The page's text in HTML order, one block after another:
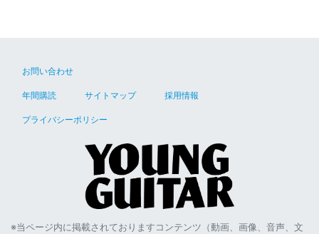
お問い合わせ
年間購読 サイトマップ 採用情報
プライバシーポリシー
※当ページ内に掲載されておりますコンテンツ（動画、画像、音声、文